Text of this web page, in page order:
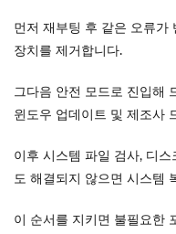
먼저 재부팅 후 같은 오류가
장치를 제거합니다.
그다음 안전 모드로 진입해
윈도우 업데이트 및 제조사
이후 시스템 파일 검사, 디
도 해결되지 않으면 시스템
이 순서를 지키면 불필요한